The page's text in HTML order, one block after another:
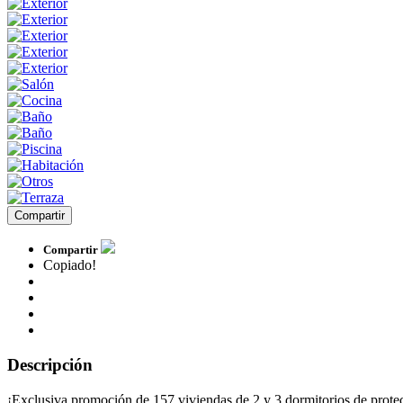
Compartir
Compartir
Copiado!
Descripción
¡Exclusiva promoción de 157 viviendas de 2 y 3 dormitorios de